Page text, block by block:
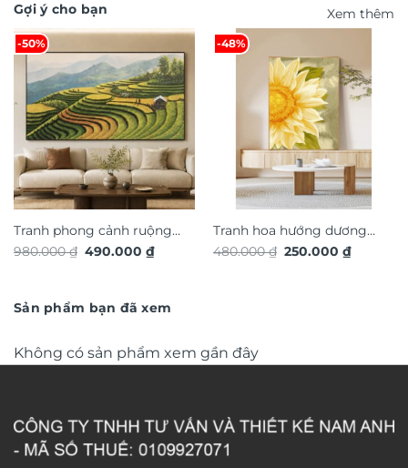
Gợi ý cho bạn Xem thêm
-50%
Tranh phong cảnh ruộng
bậc thang TG4919S
980.000₫ Giá
490.000₫Giá
-48%
Tranh hoa hướng dương
nghệ thuật TG4922S
480.000₫ Giá
250.000₫Giá
Sản phẩm bạn đã xem
Không có sản phẩm xem gần đây